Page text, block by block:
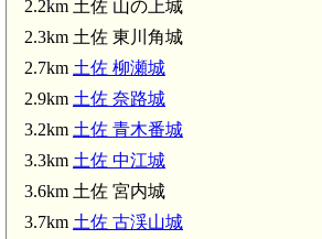
2.2km 土佐 山の上城
2.3km 土佐 東川角城
2.7km 土佐 柳瀬城
2.9km 土佐 奈路城
3.2km 土佐 青木番城
3.3km 土佐 中江城
3.6km 土佐 宮内城
3.7km 土佐 古渓山城